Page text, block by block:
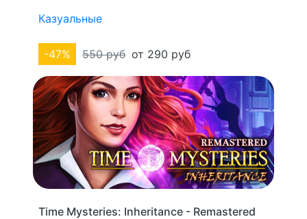
Казуальные
-47% 550 руб от 290 руб
Time Mysteries: Inheritance - Remastered